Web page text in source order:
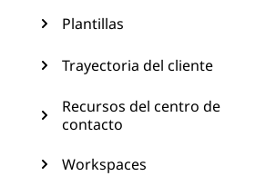
Plantillas
Trayectoria del cliente
Recursos del centro de
contacto
Workspaces